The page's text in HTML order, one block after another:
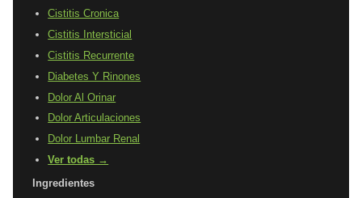
Cistitis Cronica
Cistitis Intersticial
Cistitis Recurrente
Diabetes Y Rinones
Dolor Al Orinar
Dolor Articulaciones
Dolor Lumbar Renal
Ver todas →
Ingredientes